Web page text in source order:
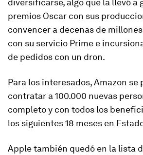
diversificarse, algo que la llevó a
premios Oscar con sus
convencer a decenas de
con su servicio Prime e
de pedidos con un dron.
Para los interesados, Amazon se
contratar a 100.000 nuevas
completo y con todos los
los siguientes 18 meses en
Apple también quedó en la lista